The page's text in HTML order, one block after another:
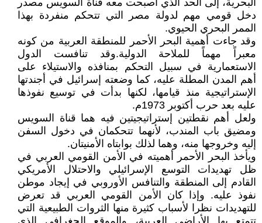
البحرية، إلى الحد الذي أصبحت معه قناة السويس مصدر
دخل قومي مهم لدولة مصر التي تتحكم منفردة بهذا
الممر البحري الحيوي.
وقد جاءت أهمية البحر الأحمر للمنطقة العربية من كونه
معبراً مهماً للملاحة الدولية.وقد تنافست الدول
الاستعمارية في سبيل التحكم بمنافذه والاستيلاء على
أهم المدن المطلة عليه، كما وضعته إسرائيل في أجندتها
الإستراتيجية منذ قيامها، لكنها بدأت في توسيع نفوذها
عليه بعد حرب أكتوبر 1973م.
ولعل أهم نقطتين إستراتيجيتين فيه هما قناة السويس
ومضيق باب المندب، لأنهما تتحكمان في دخول السفن
إليه وخروجها منه، وهما لذلك بوابتاه الأمنيتان.
ويأخذ البحر الأحمر أهميته في الأمن القومي العربي في
ظل تهديدات التوسع الإسرائيلي والاحتلال الأمريكي
القادم إلى المنطقة والتنافس الأوروبي في إيجاد موطن
نفوذ عليه. وإذا كان الأمن القومي العربي قد تعرض
للتهديدات نظرا لأسباب كثيرة منها الثروات الطبيعية التي